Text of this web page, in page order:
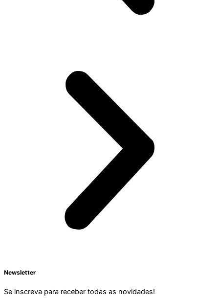
Newsletter
Se inscreva para receber todas as novidades!